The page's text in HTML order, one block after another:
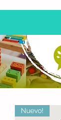
Nuevo!